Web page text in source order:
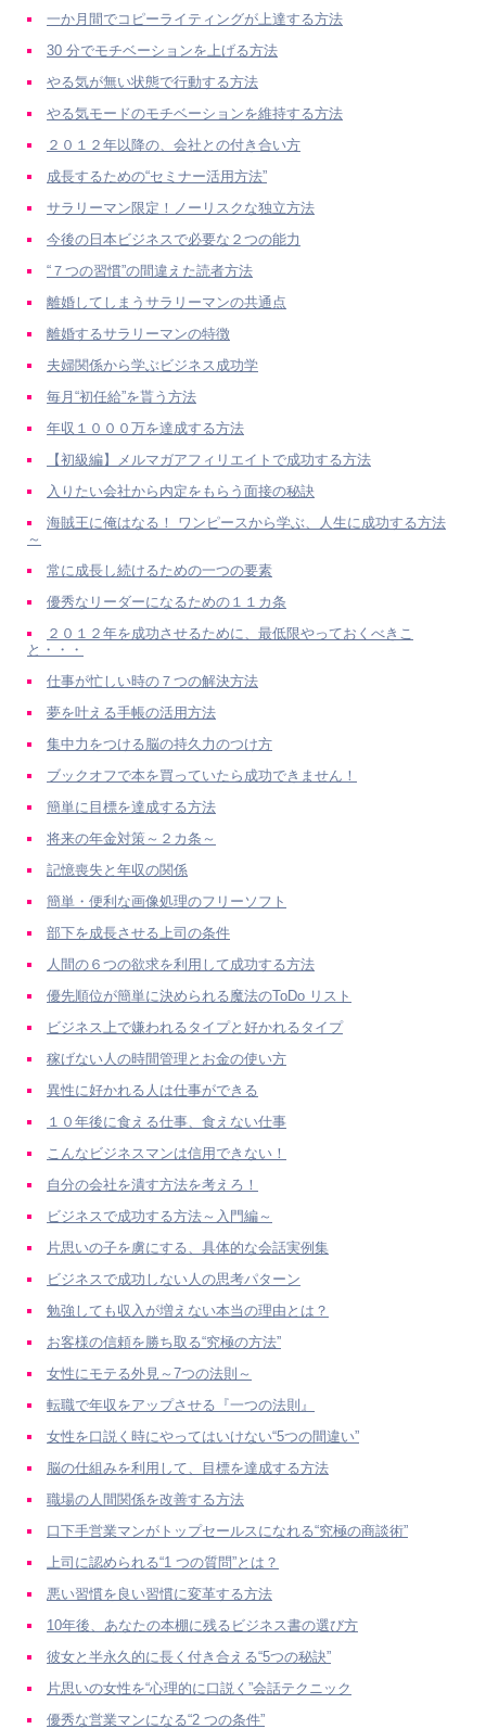
一か月間でコピーライティングが上達する方法
30 分でモチベーションを上げる方法
やる気が無い状態で行動する方法
やる気モードのモチベーションを維持する方法
２０１２年以降の、会社との付き合い方
成長するための“セミナー活用方法”
サラリーマン限定！ノーリスクな独立方法
今後の日本ビジネスで必要な２つの能力
“７つの習慣”の間違えた読者方法
離婚してしまうサラリーマンの共通点
離婚するサラリーマンの特徴
夫婦関係から学ぶビジネス成功学
毎月“初任給”を貰う方法
年収１０００万を達成する方法
【初級編】メルマガアフィリエイトで成功する方法
入りたい会社から内定をもらう面接の秘訣
海賊王に俺はなる！ ワンピースから学ぶ、人生に成功する方法
～
常に成長し続けるための一つの要素
優秀なリーダーになるための１１カ条
２０１２年を成功させるために、最低限やっておくべきこ
と・・・
仕事が忙しい時の７つの解決方法
夢を叶える手帳の活用方法
集中力をつける脳の持久力のつけ方
ブックオフで本を買っていたら成功できません！
簡単に目標を達成する方法
将来の年金対策～２カ条～
記憶喪失と年収の関係
簡単・便利な画像処理のフリーソフト
部下を成長させる上司の条件
人間の６つの欲求を利用して成功する方法
優先順位が簡単に決められる魔法のToDo リスト
ビジネス上で嫌われるタイプと好かれるタイプ
稼げない人の時間管理とお金の使い方
異性に好かれる人は仕事ができる
１０年後に食える仕事、食えない仕事
こんなビジネスマンは信用できない！
自分の会社を潰す方法を考えろ！
ビジネスで成功する方法～入門編～
片思いの子を虜にする、具体的な会話実例集
ビジネスで成功しない人の思考パターン
勉強しても収入が増えない本当の理由とは？
お客様の信頼を勝ち取る“究極の方法”
女性にモテる外見～7つの法則～
転職で年収をアップさせる『一つの法則』
女性を口説く時にやってはいけない“5つの間違い”
脳の仕組みを利用して、目標を達成する方法
職場の人間関係を改善する方法
口下手営業マンがトップセールスになれる“究極の商談術”
上司に認められる“1 つの質問”とは？
悪い習慣を良い習慣に変革する方法
10年後、あなたの本棚に残るビジネス書の選び方
彼女と半永久的に長く付き合える“5つの秘訣”
片思いの女性を“心理的に口説く”会話テクニック
優秀な営業マンになる“2 つの条件”